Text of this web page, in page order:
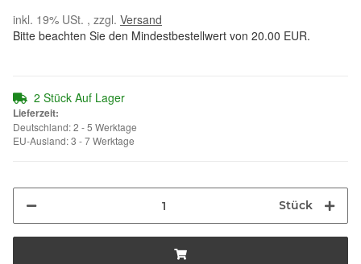
inkl. 19% USt. , zzgl. Versand
Bitte beachten Sie den Mindestbestellwert von 20.00 EUR.
2 Stück Auf Lager
Lieferzeit:
Deutschland: 2 - 5 Werktage
EU-Ausland: 3 - 7 Werktage
Stück